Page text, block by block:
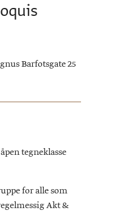
Barfotsgate 25
tegneklasse
for alle som
Akt &